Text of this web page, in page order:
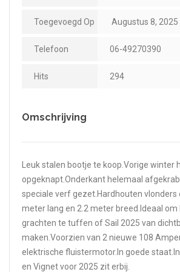
Toegevoegd Op Augustus 8, 2025
Telefoon 06-49270390
Hits 294
Omschrijving
Leuk stalen bootje te koop.Vorige winter
opgeknapt.Onderkant helemaal
speciale verf gezet.Hardhouten vlonders
meter lang en 2.2 meter breed.Ideaal om
grachten te tuffen of Sail 2025 van
maken.Voorzien van 2 nieuwe 108
elektrische fluistermotor.In goede
en Vignet voor 2025 zit erbij.